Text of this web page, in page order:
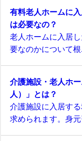
有料老人ホームに
は必要なの？
老人ホームに入居
要なのかについて根
介護施設・老人ホ
人）」とは？
介護施設に入居す
求められます。身元